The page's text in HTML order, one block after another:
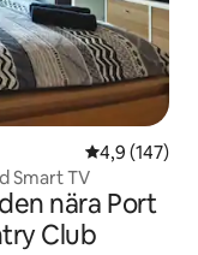
4,9 av 5 i
4,9 (147)
Smart TV
nära Port
Club